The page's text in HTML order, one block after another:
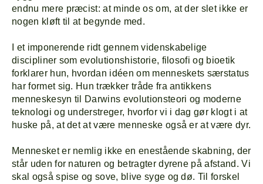
endnu mere præcist: at minde os om, at der slet ikke er
nogen kløft til at begynde med.
I et imponerende ridt gennem videnskabelige
discipliner som evolutionshistorie, filosofi og bioetik
forklarer hun, hvordan idéen om menneskets særstatus
har formet sig. Hun trækker tråde fra antikkens
menneskesyn til Darwins evolutionsteori og moderne
teknologi og understreger, hvorfor vi i dag gør klogt i at
huske på, at det at være menneske også er at være dyr.
Mennesket er nemlig ikke en enestående skabning, der
står uden for naturen og betragter dyrene på afstand. Vi
skal også spise og sove, blive syge og dø. Til forskel